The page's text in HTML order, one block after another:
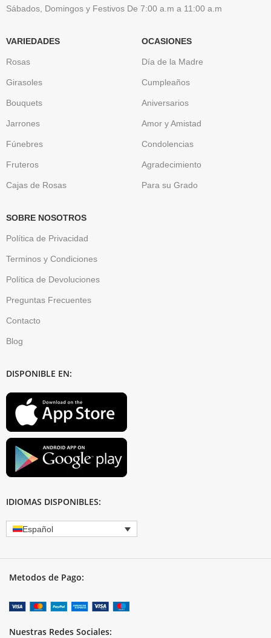
Sábados, Domingos y Festivos De 7:00 a.m a 11:00 a.m
VARIEDADES
Rosas
Girasoles
Bouquets
Jarrones
Fúnebres
Fruteros
Cajas de Rosas
OCASIONES
Día de la Madre
Cumpleaños
Aniversarios
Amor y Amistad
Condolencias
Agradecimiento
Para su Grado
SOBRE NOSOTROS
Política de Privacidad
Terminos y Condiciones
Política de Devoluciones
Preguntas Frecuentes
Contacto
Blog
DISPONIBLE EN:
IDIOMAS DISPONIBLES:
Español
Metodos de Pago:
Nuestras Redes Sociales: